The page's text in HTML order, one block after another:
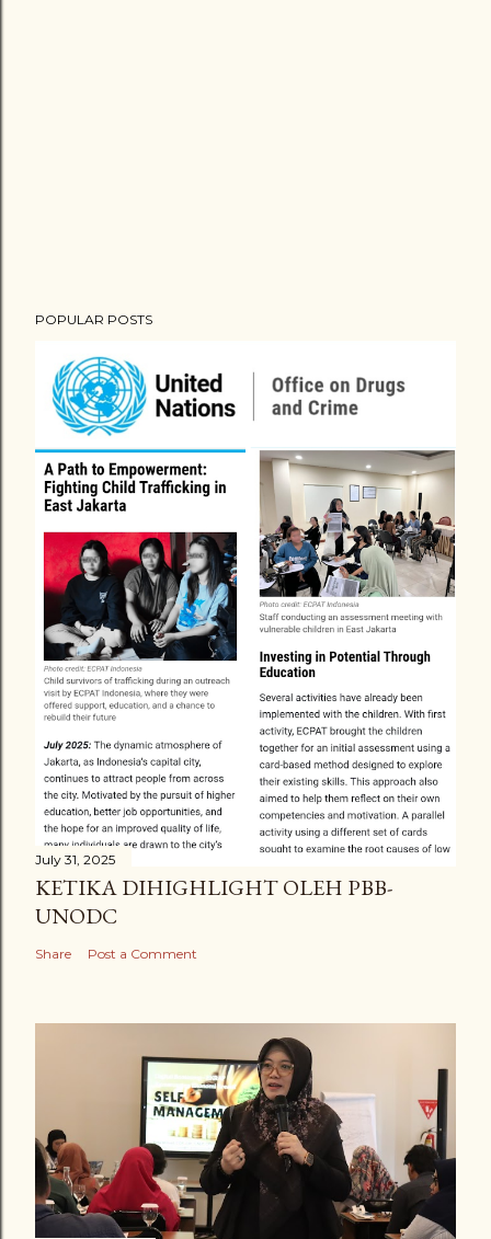
POPULAR POSTS
July 31, 2025
KETIKA DIHIGHLIGHT OLEH PBB-
UNODC
Share Post a Comment